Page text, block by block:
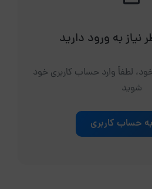
نیاز به ورود دارید
لطفاً وارد حساب کاربری خود
شوید
حساب کاربری